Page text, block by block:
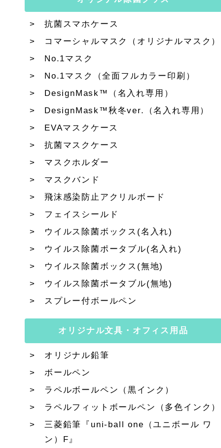
抗菌スマホケース
コマーシャルマスク（オリジナルマスク）
No.1マスク
No.1マスク（全面フルカラー印刷）
DesignMask™（名入れ専用）
DesignMask™秋冬ver.（名入れ専用）
EVAマスクケース
抗菌マスクケース
マスクホルダー
マスクバンド
飛沫感染防止アクリルボード
フェイスシールド
ウイルス除菌ボックス(名入れ)
ウイルス除菌ポータブル(名入れ)
ウイルス除菌ボックス(無地)
ウイルス除菌ポータブル(無地)
スプレー付ボールペン
オリジナル文具・オフィス用品
オリジナル鉛筆
ボールペン
ラペルボールペン（黒インク）
ラペルフィットボールペン（多色インク）
三菱鉛筆『uni-ball one（ユニボール ワ
ン）F』